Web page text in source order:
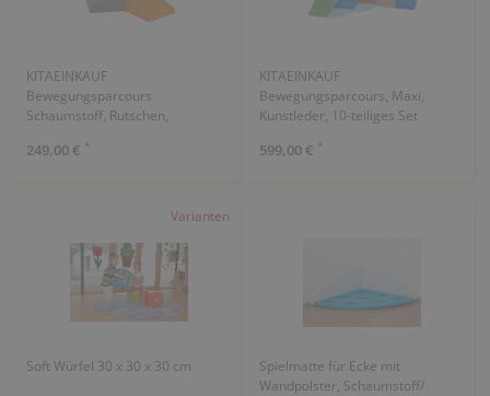
KITAEINKAUF
Bewegungsparcours
Schaumstoff, Rutschen,
249,00 € *
KITAEINKAUF
Bewegungsparcours, Maxi,
Kunstleder, 10-teiliges Set
599,00 € *
Varianten
Soft Würfel 30 x 30 x 30 cm
Spielmatte für Ecke mit
Wandpolster, Schaumstoff/